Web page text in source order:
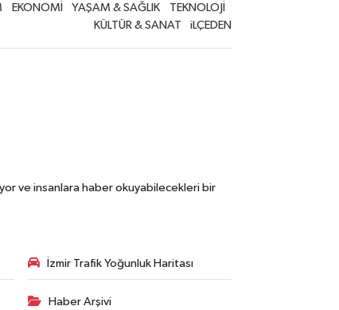
EKONOMİ YAŞAM & SAĞLIK
TEKNOLOJİ
KÜLTÜR & SANAT
iLÇEDEN
ve insanlara haber okuyabilecekleri bir
İzmir Trafik Yoğunluk Haritası
Haber Arşivi